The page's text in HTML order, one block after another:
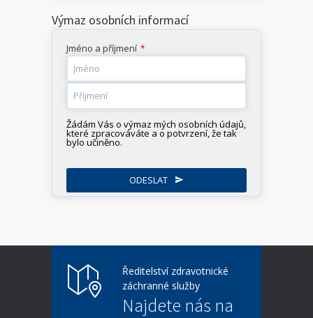
This
field
should
left
blank
Výmaz osobních informací
Jméno a příjmení *
Žádám Vás o výmaz mých osobních údajů,
které zpracováváte a o potvrzení, že tak
bylo učiněno.
ODESLAT
Ředitelství zdravotnické
záchranné služby
Najdete nás na